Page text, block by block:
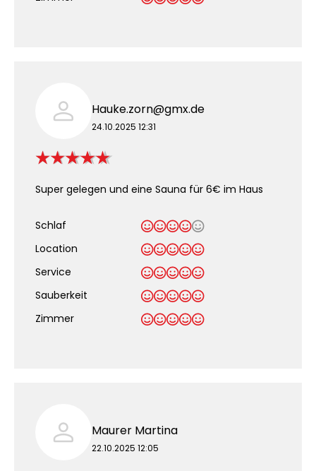
Hauke.zorn@gmx.de
24.10.2025 12:31
Super gelegen und eine Sauna für 6€ im Haus
Schlaf
Location
Service
Sauberkeit
Zimmer
Maurer Martina
22.10.2025 12:05